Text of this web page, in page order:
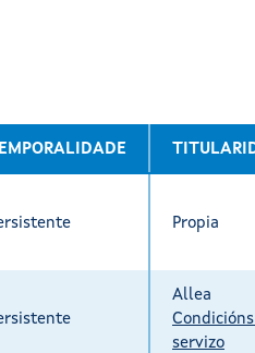
Propia
Allea
servizo